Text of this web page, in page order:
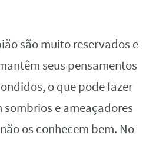
são muito reservados e
seus pensamentos
o que pode fazer
e ameaçadores
os conhecem bem. No